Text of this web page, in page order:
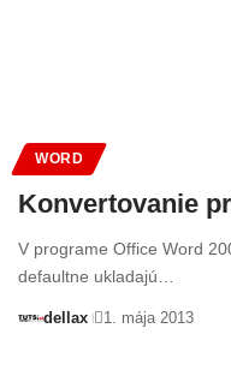
WORD
Konvertovanie
V programe Office Word
defaultne ukladajú…
dellax 1. mája 2013